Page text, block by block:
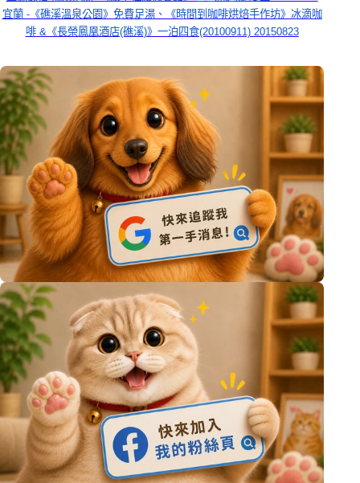
宜蘭 -《礁溪溫泉公園》免費足湯、《時間到咖啡烘焙手作坊》冰滴咖
啡 &《長榮鳳凰酒店(礁溪)》一泊四食(20100911) 20150823